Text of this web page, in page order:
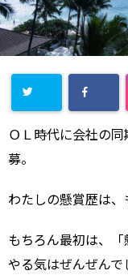
ＯＬ時代に会社の
募。
わたしの懸賞歴は、
もちろん最初は、
やる気はぜんぜんで